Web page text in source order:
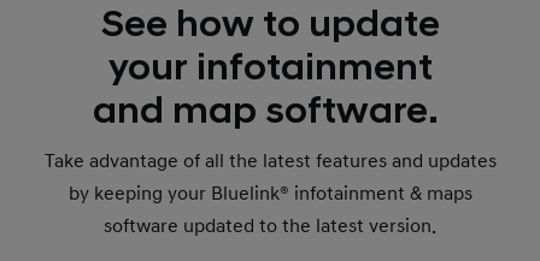
See how to update
your infotainment
and map software.
Take advantage of all the latest features and updates
by keeping your Bluelink® infotainment & maps
software updated to the latest version.